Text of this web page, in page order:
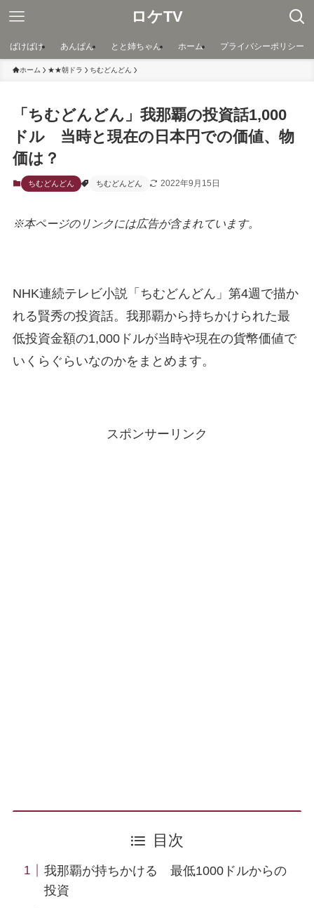
ロケTV
ばけばけ あんぱん とと姉ちゃん ホーム プライバシーポリシー
ホーム ★★朝ドラ ちむどんどん
「ちむどんどん」我那覇の投資話1,000
ドル 当時と現在の日本円での価値、物
価は？
ちむどんどん ちむどんどん 2022年9月15日
※本ページのリンクには広告が含まれています。
NHK連続テレビ小説「ちむどんどん」第4週で描か
れる賢秀の投資話。我那覇から持ちかけられた最
低投資金額の1,000ドルが当時や現在の貨幣価値で
いくらぐらいなのかをまとめます。
スポンサーリンク
目次
我那覇が持ちかける 最低1000ドルからの
投資